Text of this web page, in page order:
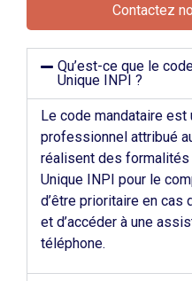
Contactez
Qu’est-ce que le
Unique INPI ?
Le code mandataire est
professionnel attribué
réalisent des formalités
Unique INPI pour le
d’être prioritaire en cas
et d’accéder à une
téléphone.